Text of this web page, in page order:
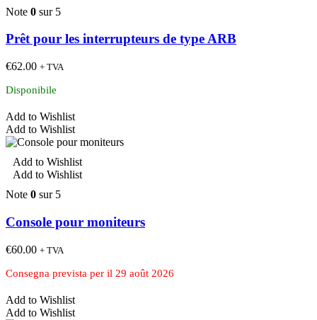
Note 0 sur 5
Prêt pour les interrupteurs de type ARB
€62.00 + TVA
Disponibile
Add to Wishlist
Add to Wishlist
Add to Wishlist
Add to Wishlist
Note 0 sur 5
Console pour moniteurs
€60.00 + TVA
Consegna prevista per il 29 août 2026
Add to Wishlist
Add to Wishlist